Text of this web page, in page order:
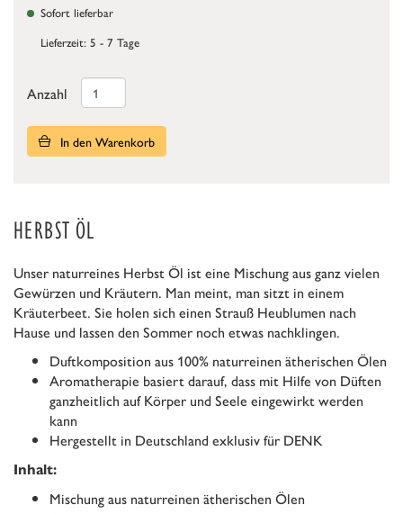
Sofort lieferbar
Lieferzeit: 5 - 7 Tage
Anzahl
In den Warenkorb
HERBST ÖL
Unser naturreines Herbst Öl ist eine Mischung aus ganz vielen
Gewürzen und Kräutern. Man meint, man sitzt in einem
Kräuterbeet. Sie holen sich einen Strauß Heublumen nach
Hause und lassen den Sommer noch etwas nachklingen.
Duftkomposition aus 100% naturreinen ätherischen Ölen
Aromatherapie basiert darauf, dass mit Hilfe von Düften
ganzheitlich auf Körper und Seele eingewirkt werden
kann
Hergestellt in Deutschland exklusiv für DENK
Inhalt:
Mischung aus naturreinen ätherischen Ölen